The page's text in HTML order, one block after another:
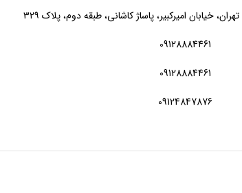
امیرکبیر، پاساژ کاشانی، طبقه دوم، پلاک ۳۲۹
09128884461
09128884461
09124847876